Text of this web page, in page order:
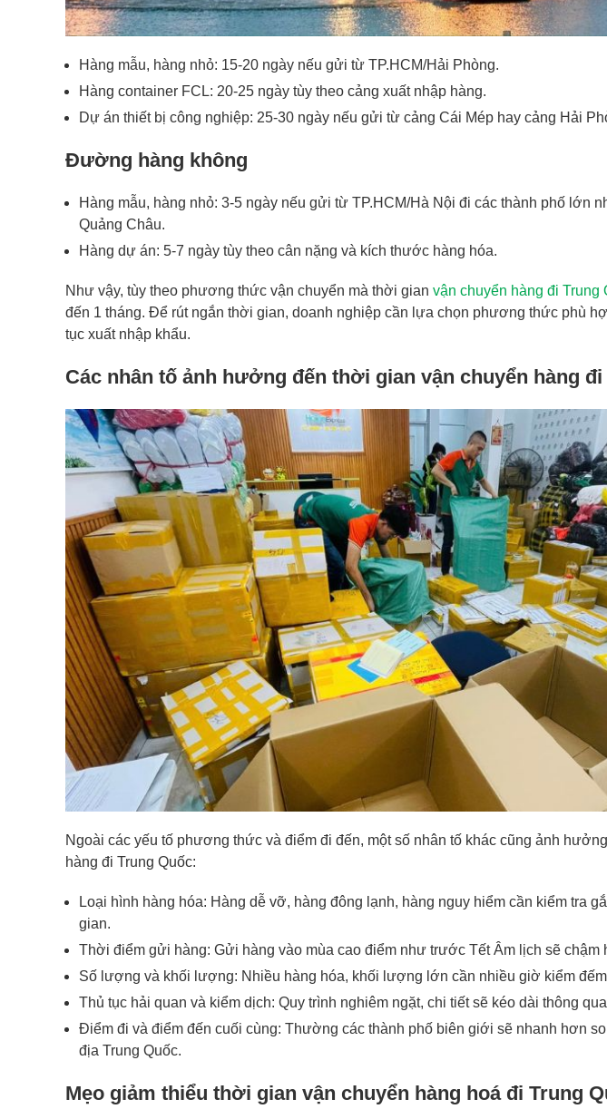
Hàng mẫu, hàng nhỏ: 15-20 ngày nếu gửi từ TP.HCM/Hải Phòng.
Hàng container FCL: 20-25 ngày tùy theo cảng xuất nhập hàng.
Dự án thiết bị công nghiệp: 25-30 ngày nếu gửi từ cảng Cái Mép hay cảng Hải
Đường hàng không
Hàng mẫu, hàng nhỏ: 3-5 ngày nếu gửi từ TP.HCM/Hà Nội đi các thành phố lớn
Quảng Châu.
Hàng dự án: 5-7 ngày tùy theo cân nặng và kích thước hàng hóa.
Như vậy, tùy theo phương thức vận chuyển mà thời gian vận chuyển hàng đi Trung
đến 1 tháng. Để rút ngắn thời gian, doanh nghiệp cần lựa chọn phương thức phù
tục xuất nhập khẩu.
Các nhân tố ảnh hưởng đến thời gian vận chuyển hàng
Ngoài các yếu tố phương thức và điểm đi đến, một số nhân tố khác cũng ảnh
hàng đi Trung Quốc:
Loại hình hàng hóa: Hàng dễ vỡ, hàng đông lạnh, hàng nguy hiểm cần kiểm tra
gian.
Thời điểm gửi hàng: Gửi hàng vào mùa cao điểm như trước Tết Âm lịch sẽ chậm
Số lượng và khối lượng: Nhiều hàng hóa, khối lượng lớn cần nhiều giờ kiểm
Thủ tục hải quan và kiểm dịch: Quy trình nghiêm ngặt, chi tiết sẽ kéo dài thông
Điểm đi và điểm đến cuối cùng: Thường các thành phố biên giới sẽ nhanh hơn
địa Trung Quốc.
Mẹo giảm thiểu thời gian vận chuyển hàng hoá đi Trung